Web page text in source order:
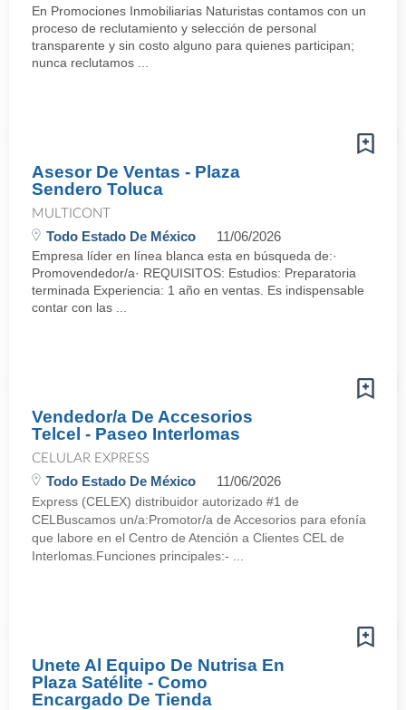
En Promociones Inmobiliarias Naturistas contamos con un
proceso de reclutamiento y selección de personal
transparente y sin costo alguno para quienes participan;
nunca reclutamos ...
Asesor De Ventas - Plaza
Sendero Toluca
MULTICONT
Todo Estado De México 11/06/2026
Empresa líder en línea blanca esta en búsqueda de:·
Promovendedor/a· REQUISITOS: Estudios: Preparatoria
terminada Experiencia: 1 año en ventas. Es indispensable
contar con las ...
Vendedor/a De Accesorios
Telcel - Paseo Interlomas
CELULAR EXPRESS
Todo Estado De México 11/06/2026
Express (CELEX) distribuidor autorizado #1 de
CELBuscamos un/a:Promotor/a de Accesorios para efonía
que labore en el Centro de Atención a Clientes CEL de
Interlomas.Funciones principales:- ...
Unete Al Equipo De Nutrisa En
Plaza Satélite - Como
Encargado De Tienda